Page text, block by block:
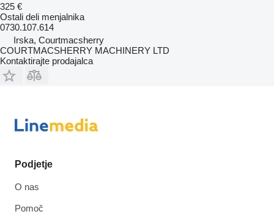
325 €
Ostali deli menjalnika
0730.107.614
Irska, Courtmacsherry
COURTMACSHERRY MACHINERY LTD
Kontaktirajte prodajalca
Podjetje
O nas
Pomoč